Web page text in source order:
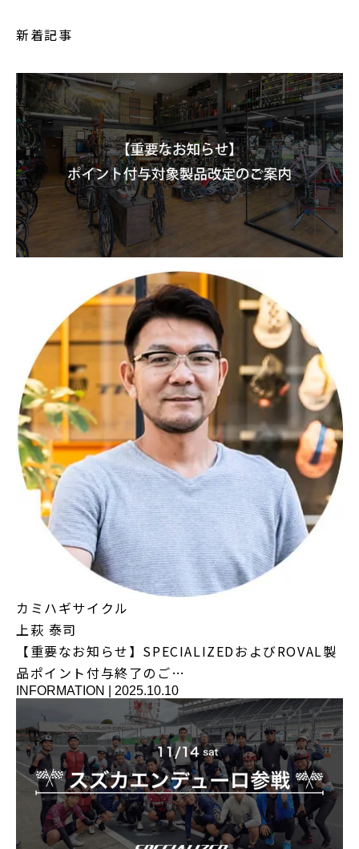
新着記事
カミハギサイクル
上萩 泰司
【重要なお知らせ】SPECIALIZEDおよびROVAL製
品ポイント付与終了のご…
INFORMATION 2025.10.10